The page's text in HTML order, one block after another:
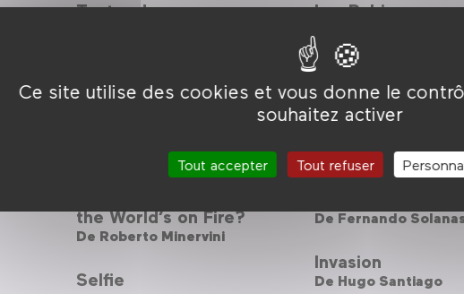
Ce site utilise des cookies et vous donne le
souhaitez activer
Tout accepter Tout refuser
Teatro de guerra
DeÉric Judor
Carlos Sorín
the World’s on Fire?
De Roberto Minervini
Selfie
Los Rubios
Rojo
DeBenjamin Naishtat
DeRobert Zemeckis
De Fernando
Invasion
De Hugo Santiago